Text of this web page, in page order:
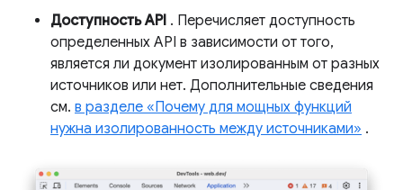
Доступность API . Перечисляет доступность
определенных API в зависимости от того,
является ли документ изолированным от разных
источников или нет. Дополнительные сведения
см. в разделе «Почему для мощных функций
нужна изолированность между источниками» .